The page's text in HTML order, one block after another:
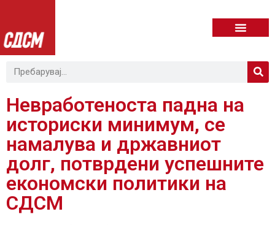
Невработеноста падна на
историски минимум, се
намалува и државниот
долг, потврдени успешните
економски политики на
СДСМ